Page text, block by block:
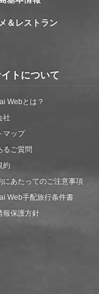
＆レストラン
トについて
Webとは？
社
マップ
るご質問
約
にあたってのご注意事項
Web手配旅行条件書
報保護方針